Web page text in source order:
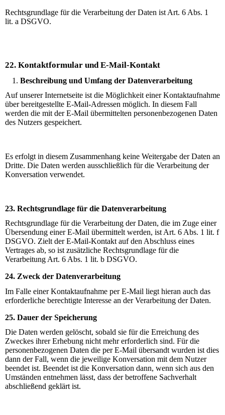
Rechtsgrundlage für die Verarbeitung der Daten ist Art. 6 Abs. 1
lit. a DSGVO.
22. Kontaktformular und E-Mail-Kontakt
Beschreibung und Umfang der Datenverarbeitung
Auf unserer Internetseite ist die Möglichkeit einer Kontaktaufnahme
über bereitgestellte E-Mail-Adressen möglich. In diesem Fall
werden die mit der E-Mail übermittelten personenbezogenen Daten
des Nutzers gespeichert.
Es erfolgt in diesem Zusammenhang keine Weitergabe der Daten an
Dritte. Die Daten werden ausschließlich für die Verarbeitung der
Konversation verwendet.
23. Rechtsgrundlage für die Datenverarbeitung
Rechtsgrundlage für die Verarbeitung der Daten, die im Zuge einer
Übersendung einer E-Mail übermittelt werden, ist Art. 6 Abs. 1 lit. f
DSGVO. Zielt der E-Mail-Kontakt auf den Abschluss eines
Vertrages ab, so ist zusätzliche Rechtsgrundlage für die
Verarbeitung Art. 6 Abs. 1 lit. b DSGVO.
24. Zweck der Datenverarbeitung
Im Falle einer Kontaktaufnahme per E-Mail liegt hieran auch das
erforderliche berechtigte Interesse an der Verarbeitung der Daten.
25. Dauer der Speicherung
Die Daten werden gelöscht, sobald sie für die Erreichung des
Zweckes ihrer Erhebung nicht mehr erforderlich sind. Für die
personenbezogenen Daten die per E-Mail übersandt wurden ist dies
dann der Fall, wenn die jeweilige Konversation mit dem Nutzer
beendet ist. Beendet ist die Konversation dann, wenn sich aus den
Umständen entnehmen lässt, dass der betroffene Sachverhalt
abschließend geklärt ist.